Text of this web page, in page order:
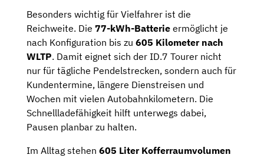
Besonders wichtig für Vielfahrer ist die
Reichweite. Die 77-kWh-Batterie ermöglicht je
nach Konfiguration bis zu 605 Kilometer nach
WLTP. Damit eignet sich der ID.7 Tourer nicht
nur für tägliche Pendelstrecken, sondern auch für
Kundentermine, längere Dienstreisen und
Wochen mit vielen Autobahnkilometern. Die
Schnellladefähigkeit hilft unterwegs dabei,
Pausen planbar zu halten.
Im Alltag stehen 605 Liter Kofferraumvolumen